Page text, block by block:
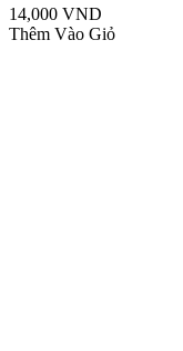
14,000 VND
Thêm Vào Giỏ